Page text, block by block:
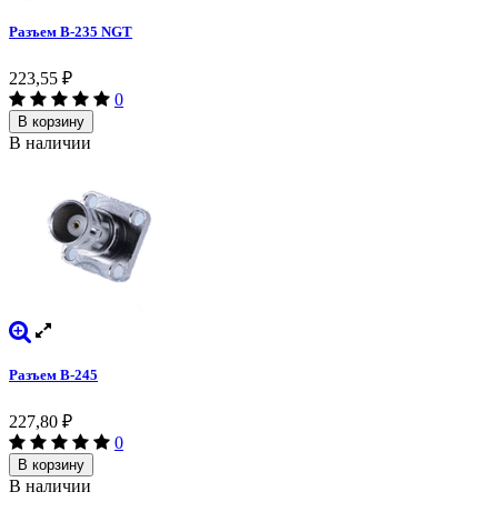
Разъем B-235 NGT
223,55 ₽
0
В корзину
В наличии
Разъем B-245
227,80 ₽
0
В корзину
В наличии